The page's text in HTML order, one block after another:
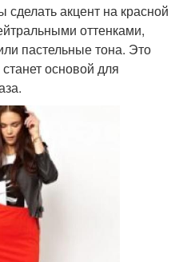
акцент на красной
оттенками,
пастельные тона. Это
основой для